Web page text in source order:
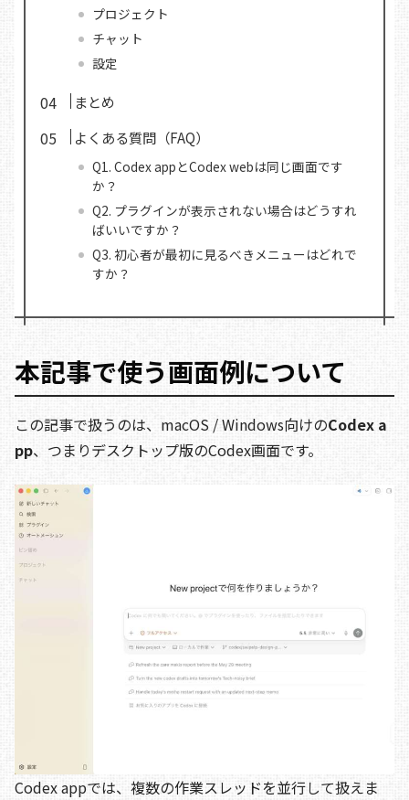
プロジェクト
チャット
設定
まとめ
よくある質問（FAQ）
Q1. Codex appとCodex webは同じ画面です
か？
Q2. プラグインが表示されない場合はどうすれ
ばいいですか？
Q3. 初心者が最初に見るべきメニューはどれで
すか？
本記事で使う画面例について
この記事で扱うのは、macOS / Windows向けのCodex a
pp、つまりデスクトップ版のCodex画面です。
Codex appでは、複数の作業スレッドを並行して扱えま